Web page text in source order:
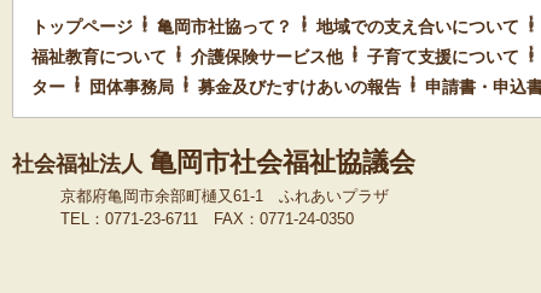
トップページ 亀岡市社協って？
地域での支え合いについて
福祉教育について
介護保険サービス他
子育て支援について
ター
団体事務局 募金及びたすけあいの報告 申請書・申込
社会福祉法人 亀岡市社会福祉協議会
京都府亀岡市余部町樋又61-1 ふれあいプラザ
TEL：0771-23-6711 FAX：0771-24-0350